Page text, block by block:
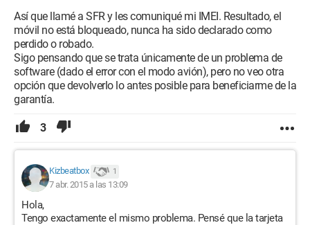
8. Bloqueé la tarjeta SIM ingresando 3 veces un código PIN
falso, luego ingresé el código PUK y cambié mi código PIN.
9. Reinicié el teléfono y borré todos mis datos (después de
una copia de seguridad, por supuesto).
10. Exploré el "Menú de Servicio", al que se accede ingresando
la combinación "*#*#7378423#*#*" en el teclado de
corresponde a las antenas de red del teléfono. Cuando intento
cambiar un parámetro, aparece un error.
11. Restauré el teléfono a la configuración de fábrica desde el
Así que llamé a SFR y les comuniqué mi IMEI. Resultado, el
móvil no está bloqueado, nunca ha sido declarado como
perdido o robado.
Sigo pensando que se trata únicamente de un problema de
software (dado el error con el modo avión), pero no veo otra
opción que devolverlo lo antes posible para beneficiarme de la
garantía.
3
Kizbeatbox 1
7 abr. 2015 a las 13:09
Hola,
Tengo exactamente el mismo problema. Pensé que la tarjeta